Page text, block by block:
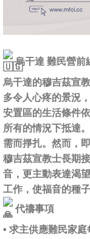
烏干達 難民營前
烏干達的穆吉茲宣
多令人心疼的景況
安置區的生活條件
所有的情況下抵達
需而掙扎。然而，
穆吉茲宣教士長期
音，更主動表達渴
工作，使福音的種子
代禱事項
• 求主供應難民家